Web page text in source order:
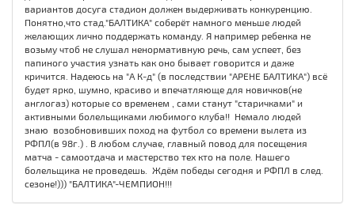
вариантов досуга стадион должен выдерживать конкуренцию.
Понятно,что стад."БАЛТИКА" соберёт намного меньше людей
желающих лично поддержать команду. Я например ребенка не
возьму чтоб не слушал ненормативную речь, сам успеет, без
папиного участия узнать как оно бывает говорится и даже
кричится. Надеюсь на "А К-д" (в последствии "АРЕНЕ БАЛТИКА") всё
будет ярко, шумно, красиво и впечатляюще для новичков(не
англогаз) которые со временем , сами станут "старичками" и
активными болельщиками любимого клуба!! Немало людей
знаю возобновивших поход на футбол со времени вылета из
РФПЛ(в 98г.) . В любом случае, главный повод для посещения
матча - самоотдача и мастерство тех кто на поле. Нашего
болельщика не проведешь. Ждём победы сегодня и РФПЛ в след.
сезоне!))) "БАЛТИКА"-ЧЕМПИОН!!!